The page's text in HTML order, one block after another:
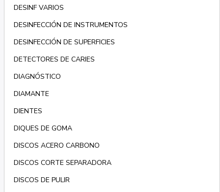
DESINF VARIOS
DESINFECCIÓN DE INSTRUMENTOS
DESINFECCIÓN DE SUPERFICIES
DETECTORES DE CARIES
DIAGNÓSTICO
DIAMANTE
DIENTES
DIQUES DE GOMA
DISCOS ACERO CARBONO
DISCOS CORTE SEPARADORA
DISCOS DE PULIR